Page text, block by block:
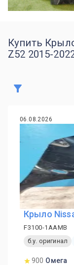
Купить
Z52 2015-
06.08.2026
Крыло
F3100-1AAMB
б.у. оригинал
900 Омега